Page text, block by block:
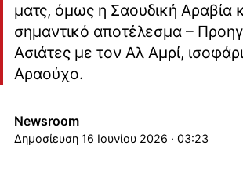
ματς, όμως η Σαουδική Αραβία
σημαντικό αποτέλεσμα –
Ασιάτες με τον Αλ Αμρί,
Αραούχο.
Newsroom
16 Ιουνίου 2026 · 03:23